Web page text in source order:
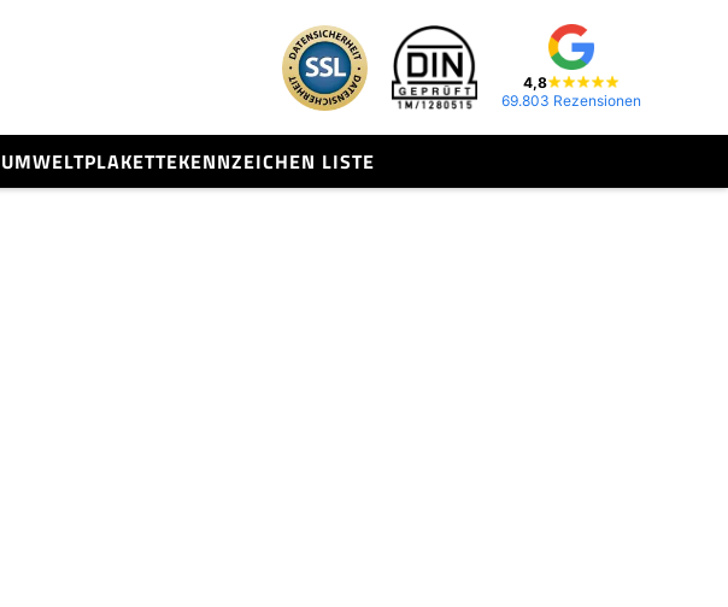
4,8
69.803 Rezensionen
UMWELTPLAKETTEKENNZEICHEN LISTE